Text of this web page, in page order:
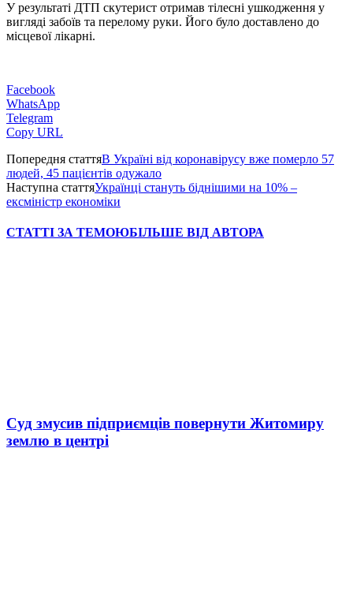
У результаті ДТП скутерист отримав тілесні ушкодження у
вигляді забоїв та перелому руки. Його було доставлено до
місцевої лікарні.
Facebook
WhatsApp
Telegram
Copy URL
Попередня статтяВ Україні від коронавірусу вже померло 57
людей, 45 пацієнтів одужало
Наступна статтяУкраїнці стануть біднішими на 10% –
ексміністр економіки
СТАТТІ ЗА ТЕМОЮБІЛЬШЕ ВІД АВТОРА
Суд змусив підприємців повернути Житомиру
землю в центрі